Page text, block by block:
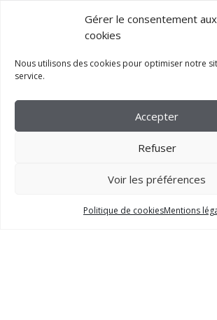
Gérer le consentement aux
cookies
Nous utilisons des cookies pour optimiser notre
service.
Accepter
Refuser
Voir les préférences
Politique de cookiesMentions
FM CRÉATION